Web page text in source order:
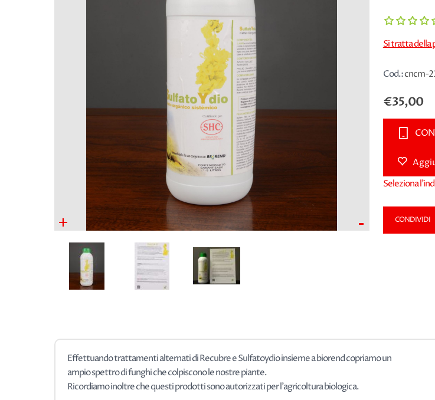
+ -
Si tratta della
Cod.:cncm-
€35,00
Seleziona
CONDIVIDI
Effettuando trattamenti alternati di Recubre e Sulfatoydio insieme a biorend copriamo un
ampio spettro di funghi che colpiscono le nostre piante.
Ricordiamo inoltre che questi prodotti sono autorizzati per l'agricoltura biologica.